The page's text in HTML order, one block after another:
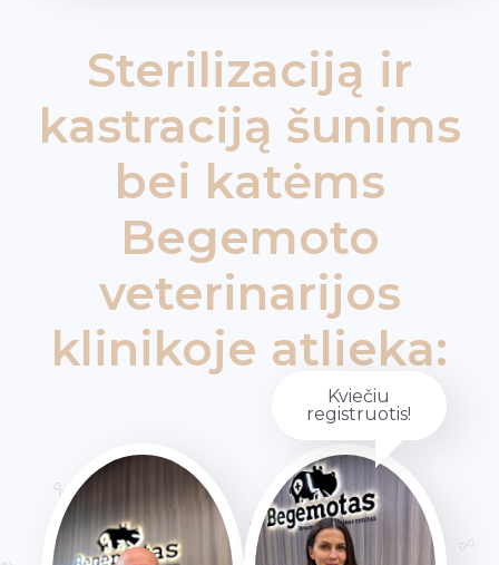
Sterilizaciją ir
kastraciją šunims
bei katėms
Begemoto
veterinarijos
klinikoje atlieka:
Kviečiu
registruotis!